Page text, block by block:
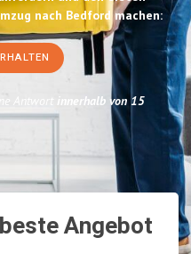
nach Bedford machen:
Antwort
innerhalb von 15
beste Angebot